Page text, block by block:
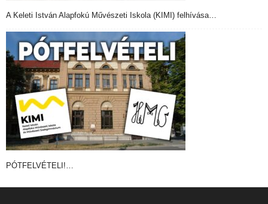
A Keleti István Alapfokú Művészeti Iskola (KIMI) felhívása…
PÓTFELVÉTELI!…